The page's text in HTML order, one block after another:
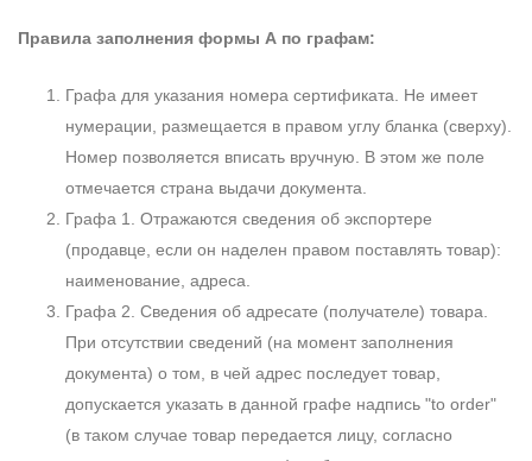
Правила заполнения формы А по графам:
Графа для указания номера сертификата. Не имеет
нумерации, размещается в правом углу бланка (сверху).
Номер позволяется вписать вручную. В этом же поле
отмечается страна выдачи документа.
Графа 1. Отражаются сведения об экспортере
(продавце, если он наделен правом поставлять товар):
наименование, адреса.
Графа 2. Сведения об адресате (получателе) товара.
При отсутствии сведений (на момент заполнения
документа) о том, в чей адрес последует товар,
допускается указать в данной графе надпись "to order"
(в таком случае товар передается лицу, согласно